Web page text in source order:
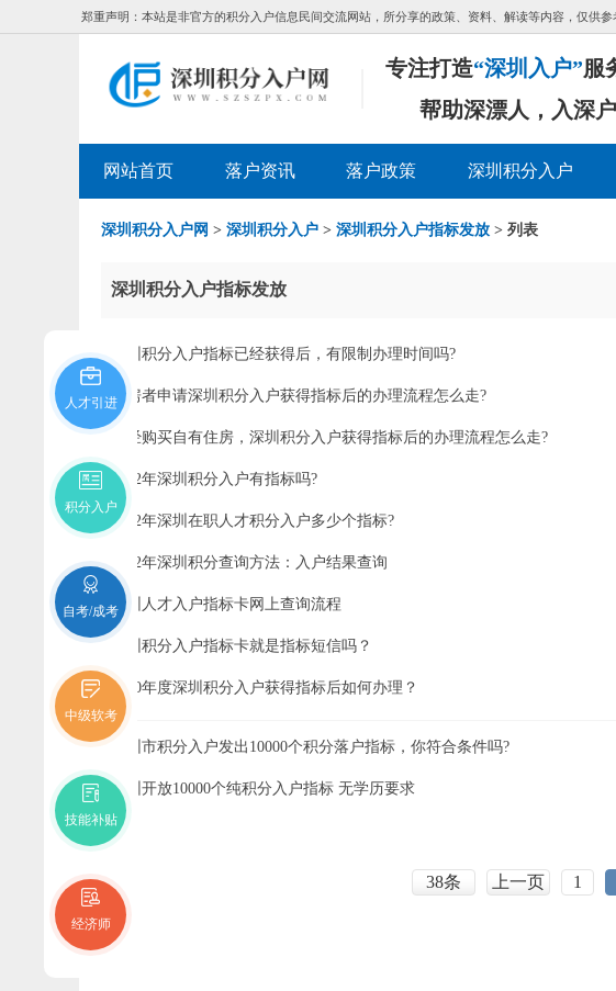
郑重声明：本站是非官方的积分入户信息民间交流网站，所分享的政策、资料、解读等内容，仅供参
专注打造“深圳入户”服
帮助深漂人，入深
网站首页 落户资讯 落户政策 深圳积分入户
深圳积分入户网 > 深圳积分入户 > 深圳积分入户指标发放 > 列表
深圳积分入户指标发放
深圳积分入户指标已经获得后，有限制办理时间吗?
租房者申请深圳积分入户获得指标后的办理流程怎么走?
已经购买自有住房，深圳积分入户获得指标后的办理流程怎么走?
2022年深圳积分入户有指标吗?
2022年深圳在职人才积分入户多少个指标?
2022年深圳积分查询方法：入户结果查询
深圳人才入户指标卡网上查询流程
深圳积分入户指标卡就是指标短信吗？
2020年度深圳积分入户获得指标后如何办理？
深圳市积分入户发出10000个积分落户指标，你符合条件吗?
深圳开放10000个纯积分入户指标 无学历要求
38条 上一页 1
人才引进
积分入户
自考/成考
中级软考
技能补贴
经济师